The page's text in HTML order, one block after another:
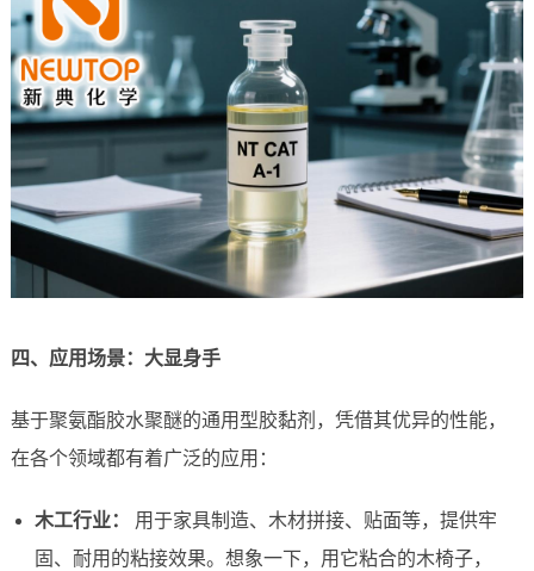
四、应用场景：大显身手
基于聚氨酯胶水聚醚的通用型胶黏剂，凭借其优异的性能，
在各个领域都有着广泛的应用：
木工行业：
用于家具制造、木材拼接、贴面等，提供牢
固、耐用的粘接效果。想象一下，用它粘合的木椅子，